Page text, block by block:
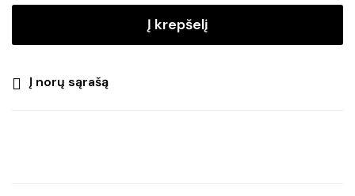
baterija
Į krepšelį
Į norų sąrašą